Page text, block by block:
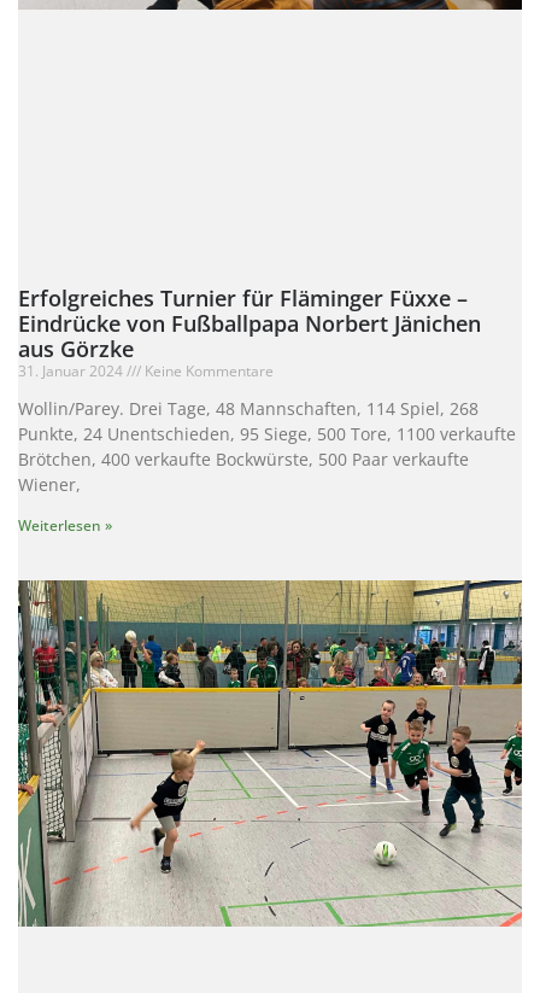
Erfolgreiches Turnier für Fläminger Füxxe –
Eindrücke von Fußballpapa Norbert Jänichen
aus Görzke
31. Januar 2024 Keine Kommentare
Wollin/Parey. Drei Tage, 48 Mannschaften, 114 Spiel, 268
Punkte, 24 Unentschieden, 95 Siege, 500 Tore, 1100 verkaufte
Brötchen, 400 verkaufte Bockwürste, 500 Paar verkaufte
Wiener,
Weiterlesen »